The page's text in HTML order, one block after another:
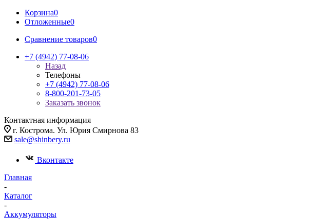
Корзина0
Отложенные0
Сравнение товаров0
+7 (4942) 77-08-06
Назад
Телефоны
+7 (4942) 77-08-06
8-800-201-73-05
Заказать звонок
Контактная информация
г. Кострома. Ул. Юрия Смирнова 83
sale@shinbery.ru
Вконтакте
Главная
-
Каталог
-
Аккумуляторы